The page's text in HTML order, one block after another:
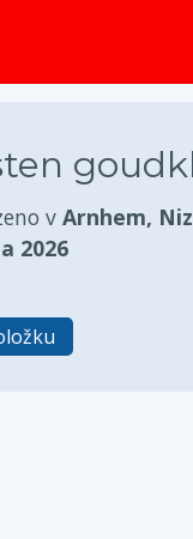
v Arnhem,
2026